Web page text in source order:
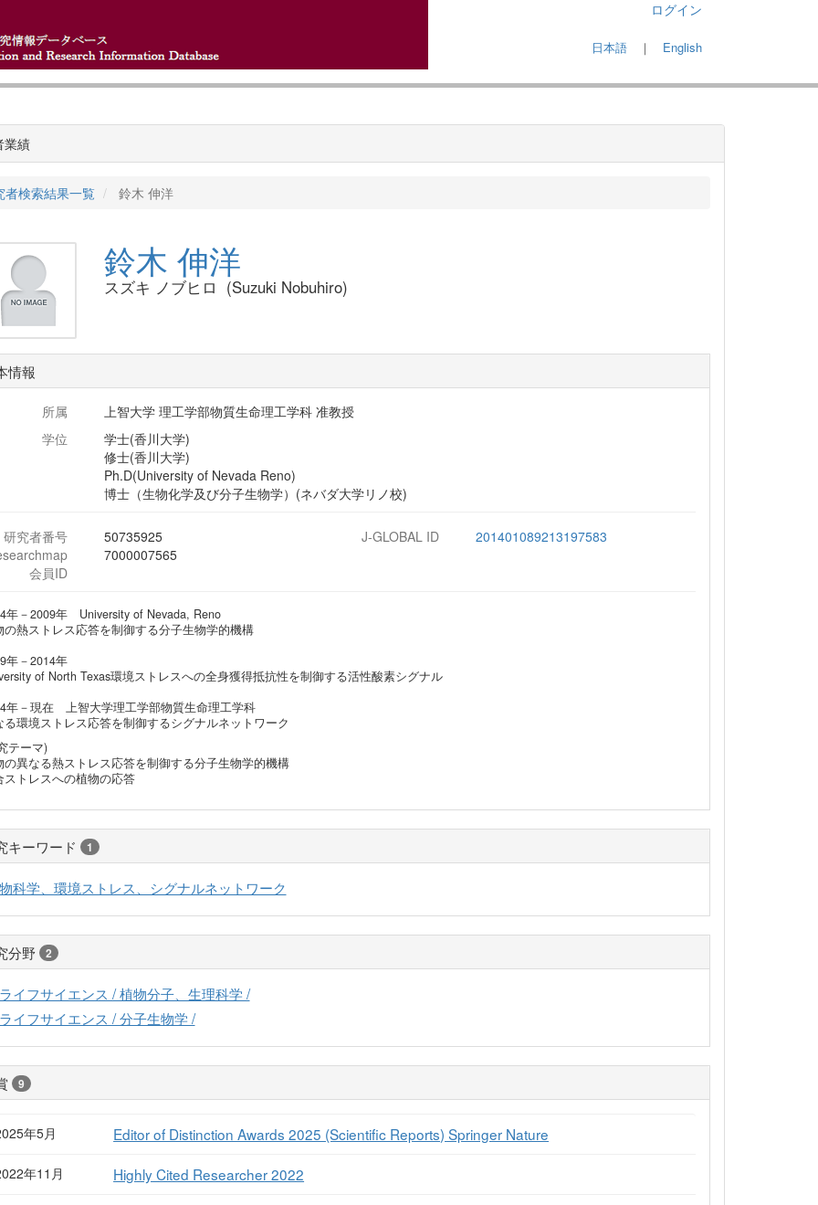
ログイン
日本語 ｜ English
業績
者検索結果一覧 鈴木 伸洋
鈴木 伸洋
スズキ ノブヒロ (Suzuki Nobuhiro)
情報
所属
上智大学 理工学部物質生命理工学科 准教授
学位
学士(香川大学)
修士(香川大学)
Ph.D(University of Nevada Reno)
博士（生物化学及び分子生物学）(ネバダ大学リノ校)
研究者番号 50735925 J-GLOBAL ID
201401089213197583
会員ID
7000007565
年－2009年 University of Nevada, Reno
の熱ストレス応答を制御する分子生物学的機構
年－2014年
of North Texas環境ストレスへの全身獲得抵抗性を制御する活性酸素シグナル
年－現在 上智大学理工学部物質生命理工学科
る環境ストレス応答を制御するシグナルネットワーク
テーマ)
の異なる熱ストレス応答を制御する分子生物学的機構
ストレスへの植物の応答
キーワード 1
科学、環境ストレス、シグナルネットワーク
分野 2
ライフサイエンス / 植物分子、生理科学 /
ライフサイエンス / 分子生物学 /
9
年5月 Editor of Distinction Awards 2025 (Scientific Reports) Springer Nature
年11月 Highly Cited Researcher 2022